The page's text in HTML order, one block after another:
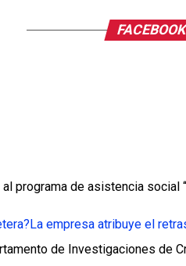
programa de asistencia social
La empresa atribuye el
de Investigaciones de